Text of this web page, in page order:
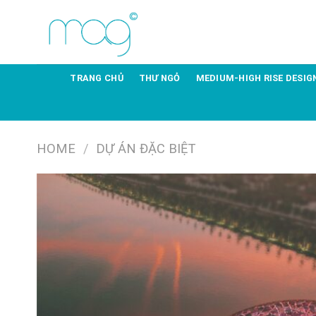
TRANG CHỦ THƯ NGỎ MEDIUM-HIGH RISE
HOME / DỰ ÁN ĐẶC BIỆT